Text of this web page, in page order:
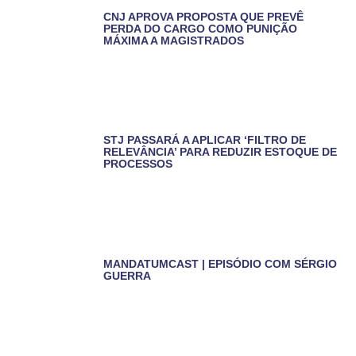
CNJ APROVA PROPOSTA QUE PREVÊ
PERDA DO CARGO COMO PUNIÇÃO
MÁXIMA A MAGISTRADOS
STJ PASSARÁ A APLICAR ‘FILTRO DE
RELEVÂNCIA’ PARA REDUZIR ESTOQUE DE
PROCESSOS
MANDATUMCAST | EPISÓDIO COM SÉRGIO
GUERRA